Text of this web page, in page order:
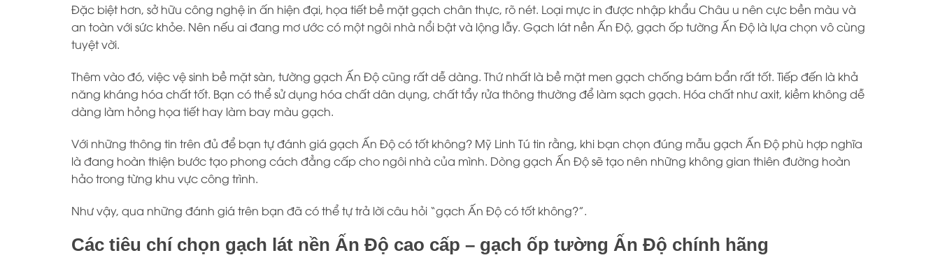
Đặc biệt hơn, sở hữu công nghệ in ấn hiện đại, họa tiết bề mặt gạch chân thực, rõ nét. Loại mực in được nhập khẩu Châu u nên cực bền màu và
an toàn với sức khỏe. Nên nếu ai đang mơ ước có một ngôi nhà nổi bật và lộng lẫy. Gạch lát nền Ấn Độ, gạch ốp tường Ấn Độ là lựa chọn vô cùng
tuyệt vời.
Thêm vào đó, việc vệ sinh bề mặt sàn, tường gạch Ấn Độ cũng rất dễ dàng. Thứ nhất là bề mặt men gạch chống bám bẩn rất tốt. Tiếp đến là khả
năng kháng hóa chất tốt. Bạn có thể sử dụng hóa chất dân dụng, chất tẩy rửa thông thường để làm sạch gạch. Hóa chất như axit, kiềm không dễ
dàng làm hỏng họa tiết hay làm bay màu gạch.
Với những thông tin trên đủ để bạn tự đánh giá gạch Ấn Độ có tốt không? Mỹ Linh Tú tin rằng, khi bạn chọn đúng mẫu gạch Ấn Độ phù hợp nghĩa
là đang hoàn thiện bước tạo phong cách đẳng cấp cho ngôi nhà của mình. Dòng gạch Ấn Độ sẽ tạo nên những không gian thiên đường hoàn
hảo trong từng khu vực công trình.
Như vậy, qua những đánh giá trên bạn đã có thể tự trả lời câu hỏi “gạch Ấn Độ có tốt không?”.
Các tiêu chí chọn gạch lát nền Ấn Độ cao cấp – gạch ốp tường Ấn Độ chính hãng